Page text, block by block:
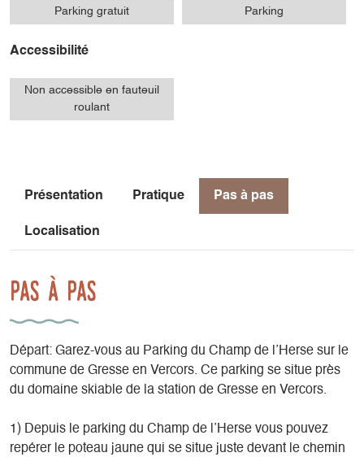
Parking gratuit Parking
Accessibilité
Non accessible en fauteuil
roulant
Présentation Pratique Pas à pas
Localisation
Pas à pas
Départ: Garez-vous au Parking du Champ de l’Herse sur le
commune de Gresse en Vercors. Ce parking se situe près
du domaine skiable de la station de Gresse en Vercors.
1) Depuis le parking du Champ de l’Herse vous pouvez
repérer le poteau jaune qui se situe juste devant le chemin